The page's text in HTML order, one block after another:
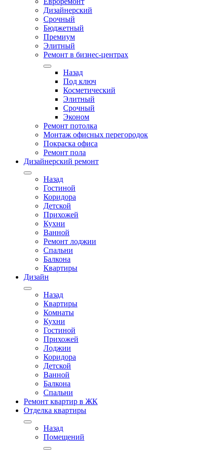
Дизайнерский
Срочный
Бюджетный
Премиум
Элитный
Ремонт в бизнес-центрах
Назад
Под ключ
Косметический
Элитный
Срочный
Эконом
Ремонт потолка
Монтаж офисных перегородок
Покраска офиса
Ремонт пола
Дизайнерский ремонт
Назад
Гостиной
Коридора
Детской
Прихожей
Кухни
Ванной
Ремонт лоджии
Спальни
Балкона
Квартиры
Дизайн
Назад
Квартиры
Комнаты
Кухни
Гостиной
Прихожей
Лоджии
Коридора
Детской
Ванной
Балкона
Спальни
Ремонт квартир в ЖК
Отделка квартиры
Назад
Помещений